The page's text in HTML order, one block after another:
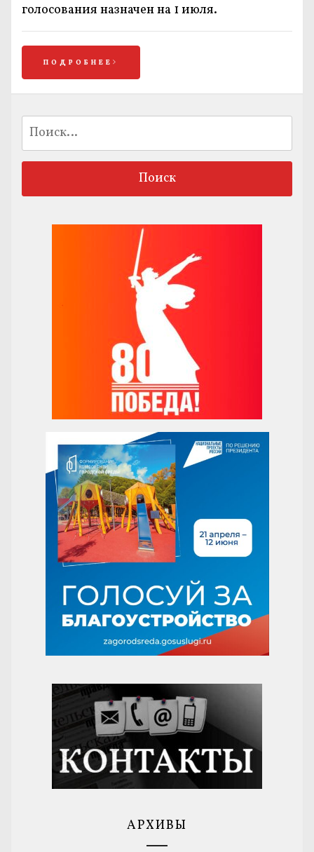
голосования назначен на 1 июля.
ПОДРОБНЕЕ
Найти:
АРХИВЫ